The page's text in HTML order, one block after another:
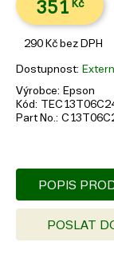
351 Kč
290 Kč bez DPH
Dostupnost
Výrobce
Epson
Kód
Part No.
POPIS
POSLAT